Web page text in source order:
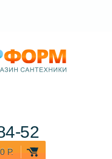
0 Р.
52